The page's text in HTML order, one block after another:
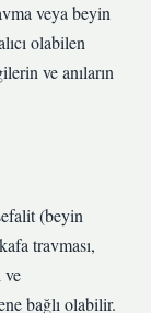
veya beyin
olabilen
ve anıların
(beyin
travması,
ve
bağlı olabilir.